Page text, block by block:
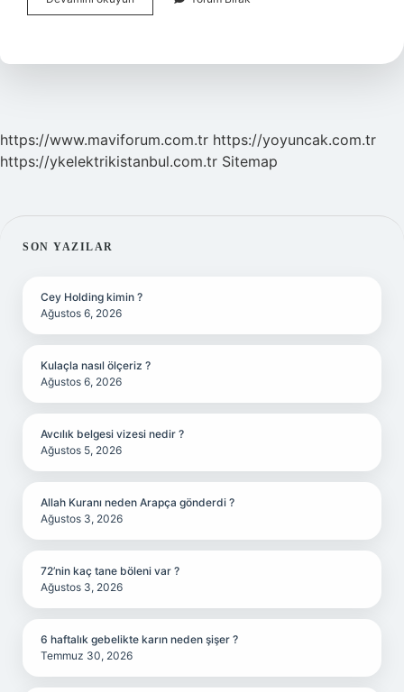
Güler
https://www.maviforum.com.tr https://yoyuncak.com.tr
https://ykelektrikistanbul.com.tr Sitemap
SIDEBAR
SON YAZILAR
Cey Holding kimin ?
Ağustos 6, 2026
Kulaçla nasıl ölçeriz ?
Ağustos 6, 2026
Avcılık belgesi vizesi nedir ?
Ağustos 5, 2026
Allah Kuranı neden Arapça gönderdi ?
Ağustos 3, 2026
72’nin kaç tane böleni var ?
Ağustos 3, 2026
6 haftalık gebelikte karın neden şişer ?
Temmuz 30, 2026